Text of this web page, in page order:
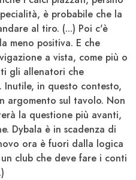
è probabile che la
al tiro. (...) Poi c'è
meno positiva. E che
a vista, come più o
gli allenatori che
Inutile, in questo contesto,
argomento sul tavolo. Non
la questione più avanti,
Dybala è in scadenza di
ora è fuori dalla logica
club che deve fare i conti